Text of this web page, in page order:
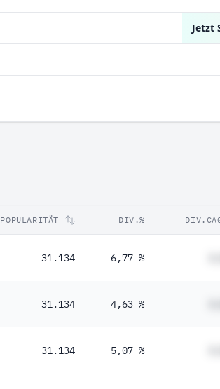
Jetzt
POPULARITÄT DIV.%
31.134 6,77 %
31.134 4,63 %
31.134 5,07 %